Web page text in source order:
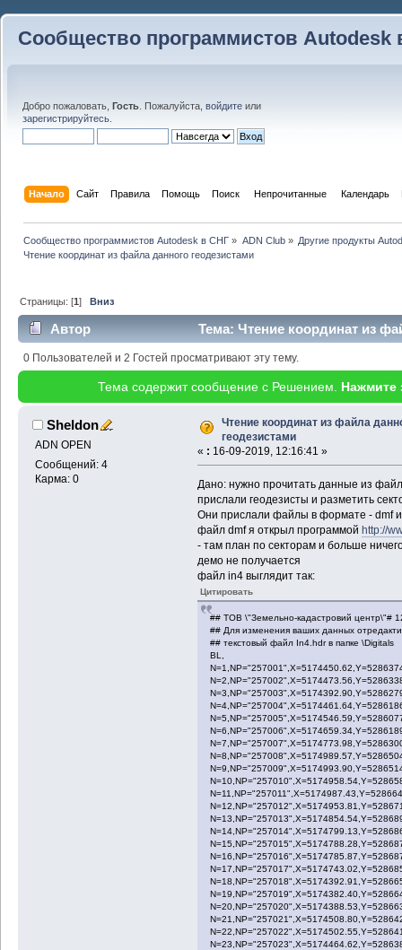
Сообщество программистов Autodesk
Добро пожаловать, Гость . Пожалуйста, войдите или
зарегистрируйтесь
Начало Сайт Правила Помощь Поиск Непрочитанные Календарь
Сообщество программистов Autodesk в СНГ » ADN Club» Другие продукты
Чтение координат из файла данного геодезистами
Страницы: [1]Вниз
Автор
Тема: Чтение координат из
61045 раз)
0 Пользователей и 2 Гостей просматривают эту тему.
Тема содержит сообщение с Решением. Нажмите
Sheldon
ADN OPEN
Сообщений: 4
Карма: 0
Чтение координат из файла
геодезистами
« : 16-09-2019, 12:16:41 »
Дано: нужно прочитать данные из
прислали геодезисты и разметить
Они прислали файлы в формате - dmf
файл dmf я открыл программой http://
- там план по секторам и больше
демо не получается
файл in4 выглядит так:
Цитировать
## ТОВ \"Земельно-кадастровий центр\"#
## Для изменения ваших данных
## текстовый файл In4.hdr в папке \Digitals
BL,